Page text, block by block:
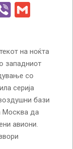
Viber
на ноќта
западниот
со
серија
бази
Москва да
авиони.